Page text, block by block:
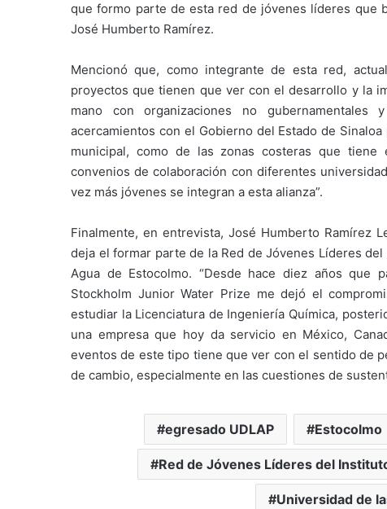
que formo parte de esta red de jóvenes líderes que
José Humberto Ramírez.
Mencionó que, como integrante de esta red,
proyectos que tienen que ver con el desarrollo y la
mano con organizaciones no gubernamentales
acercamientos con el Gobierno del Estado de
municipal, como de las zonas costeras que tiene
convenios de colaboración con diferentes
vez más jóvenes se integran a esta alianza”.
Finalmente, en entrevista, José Humberto Ramírez
deja el formar parte de la Red de Jóvenes Líderes
Agua de Estocolmo. “Desde hace diez años que
Stockholm Junior Water Prize me dejó el
estudiar la Licenciatura de Ingeniería Química,
una empresa que hoy da servicio en México,
eventos de este tipo tiene que ver con el sentido de
de cambio, especialmente en las cuestiones de
egresado UDLAP Estocolmo
Red de Jóvenes Líderes del
Universidad de